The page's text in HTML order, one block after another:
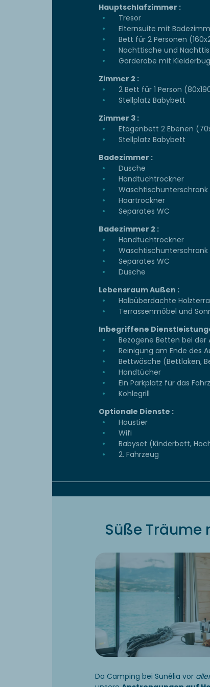
Hauptschlafzimmer :
Tresor
Elternsuite mit
Bett für 2 Personen
Nachttische und
Garderobe mit
Zimmer 2 :
2 Bett für 1 Person
Stellplatz Babybett
Zimmer 3 :
Etagenbett 2 Ebenen
Stellplatz Babybett
Badezimmer :
Dusche
Handtuchtrockner
Waschtischunterschrank
Haartrockner
Separates WC
Badezimmer 2 :
Handtuchtrockner
Waschtischunterschrank
Separates WC
Dusche
Lebensraum Außen :
Halbüberdachte
Terrassenmöbel und
Inbegriffene
Bezogene Betten bei der
Reinigung am Ende des
Bettwäsche (Bettlaken,
Handtücher
Ein Parkplatz für das
Kohlegrill
Optionale Dienste :
Haustier
Wifi
Babyset (Kinderbett,
2. Fahrzeug
Süße Träume
Da Camping bei Sunêlia vor